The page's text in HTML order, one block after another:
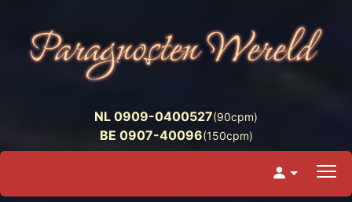
NL 0909-0400527(90cpm)
BE 0907-40096(150cpm)